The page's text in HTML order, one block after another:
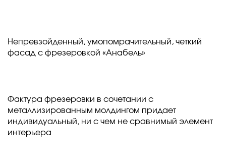
Непревзойденный, умопомрачительный, четкий
фасад с фрезеровкой «Анабель»
Фактура фрезеровки в сочетании с
металлизированным молдингом придает
индивидуальный, ни с чем не сравнимый элемент
интерьера